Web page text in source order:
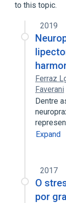
Expand
to this topic.
2019
Ferraz
Faverani
Dentre
Expand
2017
O
por